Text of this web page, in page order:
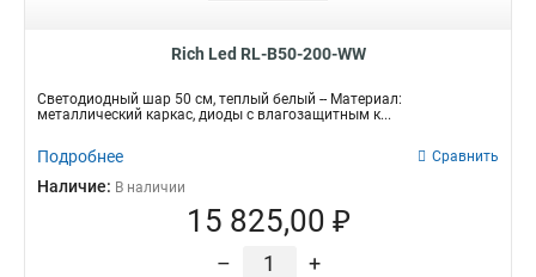
Rich Led RL-B50-200-WW
Светодиодный шар 50 см, теплый белый -- Материал:
металлический каркас, диоды с влагозащитным к...
Подробнее Сравнить
Наличие: В наличии
15 825,00 ₽
– +